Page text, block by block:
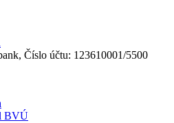
Číslo účtu: 123610001/5500
BVÚ